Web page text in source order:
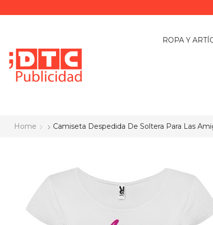
ROPA Y
Home Camiseta Despedida De Soltera Para Las